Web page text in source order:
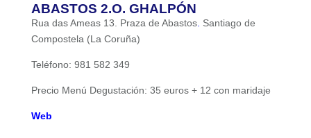
ABASTOS 2.O. GHALPÓN
Rua das Ameas 13. Praza de Abastos. Santiago de
Compostela (La Coruña)
Teléfono: 981 582 349
Precio Menú Degustación: 35 euros + 12 con maridaje
Web